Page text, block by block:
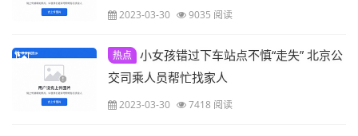
2023-03-30 9035 阅读
热点
小女孩错过下车站点不慎“走失” 北京公
交司乘人员帮忙找家人
2023-03-30 7418 阅读